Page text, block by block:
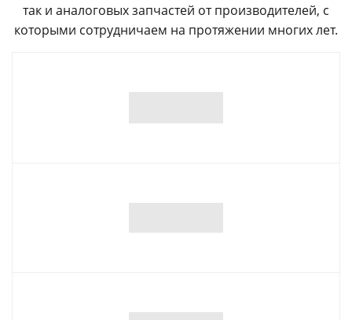
так и аналоговых запчастей от производителей, с
которыми сотрудничаем на протяжении многих лет.